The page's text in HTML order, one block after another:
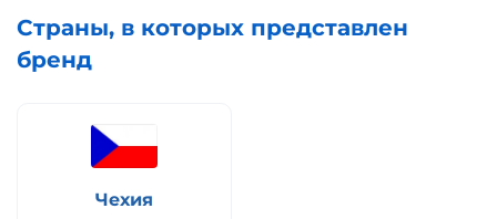
Страны, в которых представлен
бренд
Чехия